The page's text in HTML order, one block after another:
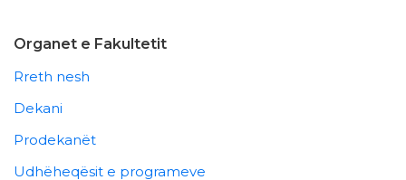
Organet e Fakultetit
Rreth nesh
Dekani
Prodekanët
Udhëheqësit e programeve